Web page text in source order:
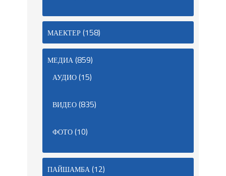
МАЕКТЕР(158)
МЕДИА(859)
АУДИО(15)
ВИДЕО(835)
ФОТО(10)
ПАЙШАМБА(12)